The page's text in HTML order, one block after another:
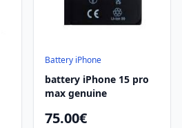
Battery iPhone
battery iPhone 15 pro
max genuine
75.00€